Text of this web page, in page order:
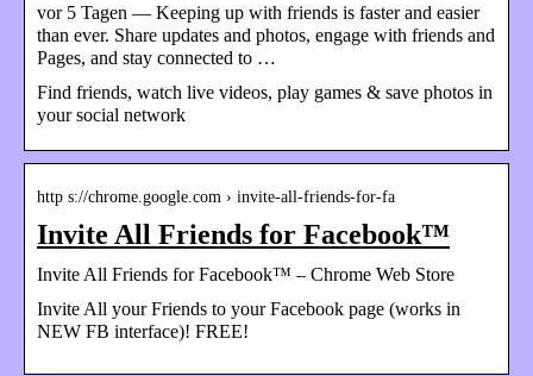
vor 5 Tagen — Keeping up with friends is faster and easier
than ever. Share updates and photos, engage with friends and
Pages, and stay connected to …
Find friends, watch live videos, play games & save photos in
your social network
http s://chrome.google.com › invite-all-friends-for-fa
Invite All Friends for Facebook™
Invite All Friends for Facebook™ – Chrome Web Store
Invite All your Friends to your Facebook page (works in
NEW FB interface)! FREE!